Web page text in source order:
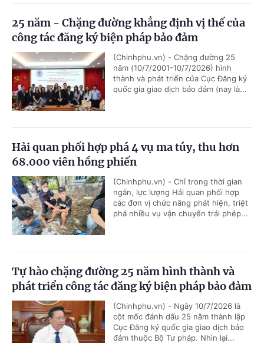
25 năm - Chặng đường khẳng định vị thế của
công tác đăng ký biện pháp bảo đảm
(Chinhphu.vn) - Chặng đường 25
năm (10/7/2001-10/7/2026) hình
thành và phát triển của Cục Đăng ký
quốc gia giao dịch bảo đảm (nay là...
Hải quan phối hợp phá 4 vụ ma túy, thu hơn
68.000 viên hồng phiến
(Chinhphu.vn) - Chỉ trong thời gian
ngắn, lực lượng Hải quan phối hợp
các đơn vị chức năng phát hiện, triệt
phá nhiều vụ vận chuyển trái phép...
Tự hào chặng đường 25 năm hình thành và
phát triển công tác đăng ký biện pháp bảo đảm
(Chinhphu.vn) - Ngày 10/7/2026 là
cột mốc đánh dấu 25 năm thành lập
Cục Đăng ký quốc gia giao dịch bảo
đảm thuộc Bộ Tư pháp. Nhìn lại...